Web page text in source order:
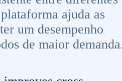
ajuda as
um desempenho
de maior